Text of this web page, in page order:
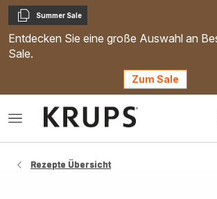
Kopieren
Summer Sale
Entdecken Sie eine große Auswahl an
Sale.
Zum Sale
Das
Rezepte Übersicht